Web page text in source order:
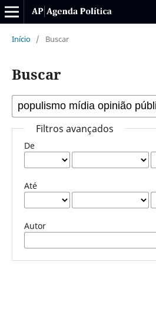
Início / Buscar
Buscar
Filtros avançados
De
Até
Autor